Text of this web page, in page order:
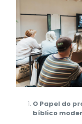
O Papel do
bíblico